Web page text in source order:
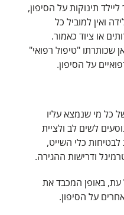
ליילד תינוקות על הסיפון,
ואין למוביל כל
או ציוד כאמור.
שכותרתו "טיפול רפואי"
על הסיפון.
כל מי שנמצא עליו
לשים לב ולציית
כלי השייט,
ודרישות ההגירה.
עת, באופן המכבד את
על הסיפון.